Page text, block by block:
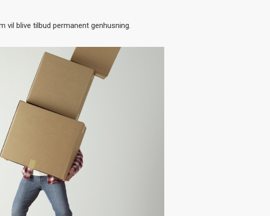
vil blive tilbud permanent genhusning.